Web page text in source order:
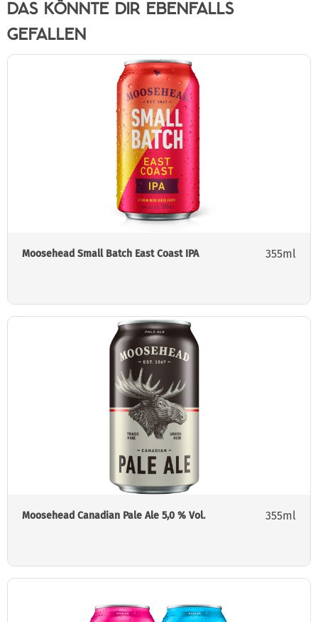
DAS KÖNNTE DIR EBENFALLS
GEFALLEN
Moosehead Small Batch East Coast IPA 355ml
Moosehead Canadian Pale Ale 5,0 % Vol. 355ml